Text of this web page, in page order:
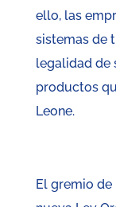
ello, las
sistemas de
legalidad de
productos
Leone.
El gremio de